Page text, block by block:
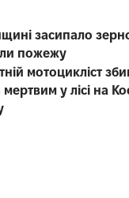
засипало
пожежу
мотоцикліст
у лісі на